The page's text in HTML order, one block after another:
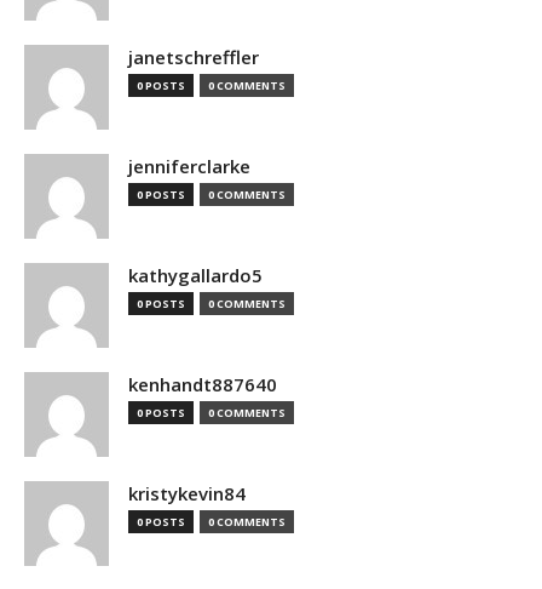
janetschreffler
0 POSTS 0 COMMENTS
jenniferclarke
0 POSTS 0 COMMENTS
kathygallardo5
0 POSTS 0 COMMENTS
kenhandt887640
0 POSTS 0 COMMENTS
kristykevin84
0 POSTS 0 COMMENTS